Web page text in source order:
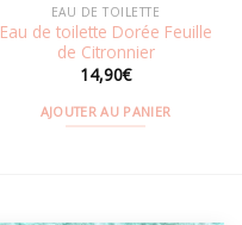
EAU DE TOILETTE
Eau de toilette Dorée Feuille
de Citronnier
14,90€
AJOUTER AU PANIER